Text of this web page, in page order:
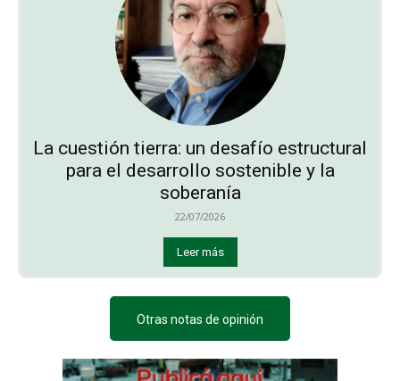
La cuestión tierra: un desafío estructural
para el desarrollo sostenible y la
soberanía
22/07/2026
Leer más
Otras notas de opinión